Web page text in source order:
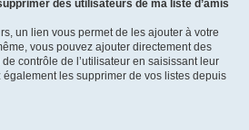
des utilisateurs de ma liste d’amis
un lien vous permet de les ajouter à votre
vous pouvez ajouter directement des
contrôle de l’utilisateur en saisissant leur
également les supprimer de vos listes depuis